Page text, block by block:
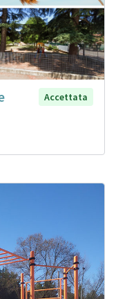
Accettata